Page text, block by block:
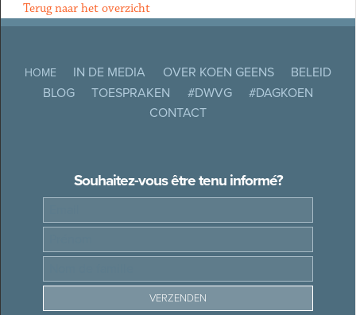
Terug naar het overzicht
HOME IN DE MEDIA OVER KOEN GEENS
BELEID
BLOG
TOESPRAKEN #DWVG
#DAGKOEN
CONTACT
Souhaitez-vous être tenu informé?